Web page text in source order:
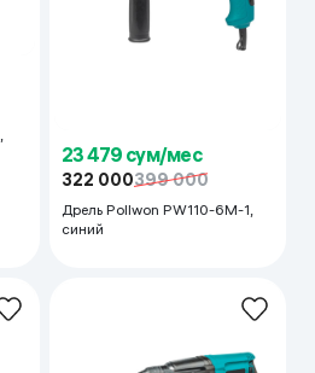
23 479 сум/мес
322 000399 000
Дрель Pollwon PW110-6M-1,
синий